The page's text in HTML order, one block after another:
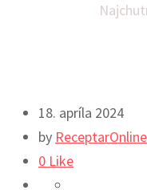
18. apríla 2024
by ReceptarOnline
0 Like